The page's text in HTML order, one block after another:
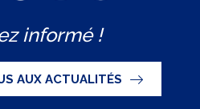
u
t
u
n
k
e
informé !
AUX ACTUALITÉS